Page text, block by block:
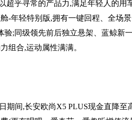
超乎寻常的产品力,满足年轻人的用
-年轻特别版,拥有一键回程、全场
验;同级领先前后独立悬架、蓝鲸新
组合,运动属性满满。
期间,长安欧尚X5 PLUS现金直降至